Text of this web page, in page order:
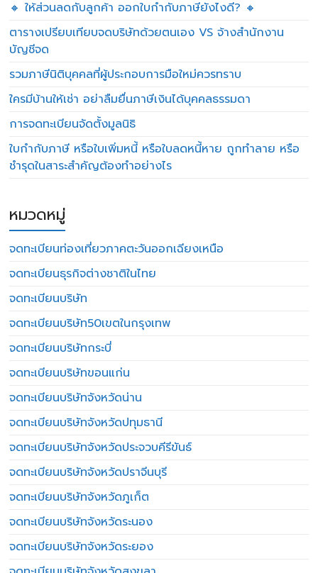
🔸 ให้ส่วนลดกับลูกค้า ออกใบกำกับภาษียังไงดี? 🔸
ตารางเปรียบเทียบจดบริษัทด้วยตนเอง VS จ้างสำนักงาน
บัญชีจด
รวมภาษีนิติบุคคลที่ผู้ประกอบการมือใหม่ควรทราบ
ใครมีบ้านให้เช่า อย่าลืมยื่นภาษีเงินได้บุคคลธรรมดา
การจดทะเบียนจัดตั้งมูลนิธิ
ใบกำกับภาษี หรือใบเพิ่มหนี้ หรือใบลดหนี้หาย ถูกทำลาย หรือ
ชำรุดในสาระสำคัญต้องทำอย่างไร
หมวดหมู่
จดทะเบียนท่องเที่ยวภาคตะวันออกเฉียงเหนือ
จดทะเบียนธุรกิจต่างชาติในไทย
จดทะเบียนบริษัท
จดทะเบียนบริษัท50เขตในกรุงเทพ
จดทะเบียนบริษัทกระบี่
จดทะเบียนบริษัทขอนแก่น
จดทะเบียนบริษัทจังหวัดน่าน
จดทะเบียนบริษัทจังหวัดปทุมธานี
จดทะเบียนบริษัทจังหวัดประจวบคีรีขันธ์
จดทะเบียนบริษัทจังหวัดปราจีนบุรี
จดทะเบียนบริษัทจังหวัดภูเก็ต
จดทะเบียนบริษัทจังหวัดระนอง
จดทะเบียนบริษัทจังหวัดระยอง